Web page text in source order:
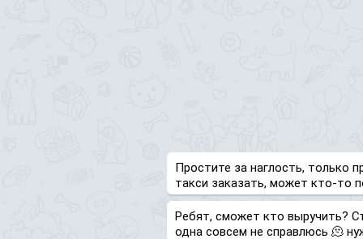
Простите за наглость, только
такси заказать, может кто-то
Ребят, сможет кто выручить?
одна совсем не справлюсь 🫠